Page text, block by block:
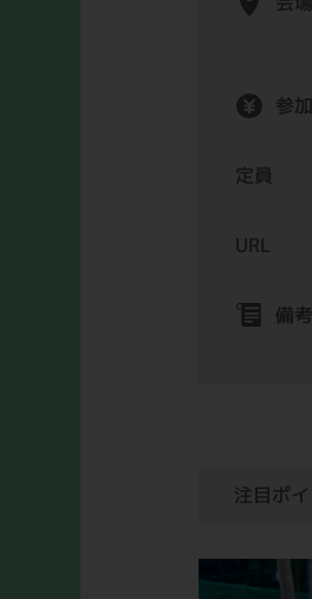
参
定員
URL
備考
注目ポ